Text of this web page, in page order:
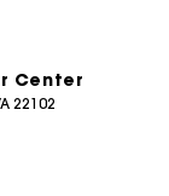
Center
22102